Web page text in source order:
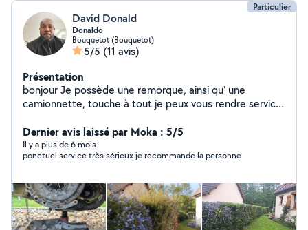
Particulier
David Donald
Donaldo
Bouquetot (Bouquetot)
5/5 (11 avis)
Présentation
bonjour Je possède une remorque, ainsi qu' une
camionnette, touche à tout je peux vous rendre service
pelouses, la taille de vos haies, ou même le transport de
vos colis ou encombrants,je réalise également la remise
à neuf de vos volets bois... cette liste n etant pas
c'est avec plaisir que j y répondrais si celles-ci entrent
dans mes compétences
Dernier avis laissé par Moka : 5/5
Il y a plus de 6 mois
ponctuel service très sérieux je recommande la personne